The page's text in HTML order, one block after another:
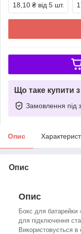
18,10 ₴ від 5 шт.
Що таке купити
Замовлення під
Опис
Опис
Опис
Бокс для
для підключення
Використовується